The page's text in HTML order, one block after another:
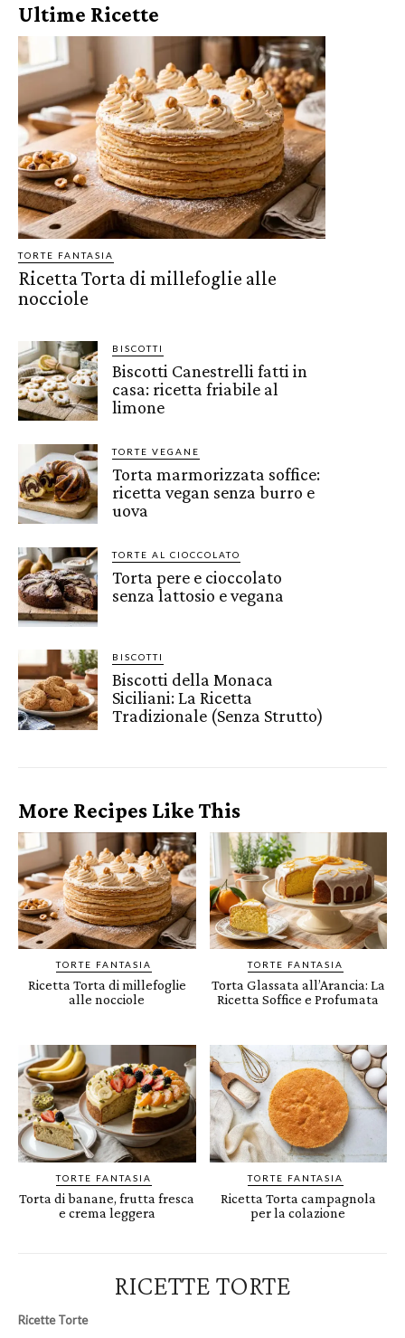
Ultime Ricette
TORTE FANTASIA
Ricetta Torta di millefoglie alle
nocciole
BISCOTTI
Biscotti Canestrelli fatti in
casa: ricetta friabile al
limone
TORTE VEGANE
Torta marmorizzata soffice:
ricetta vegan senza burro e
uova
TORTE AL CIOCCOLATO
Torta pere e cioccolato
senza lattosio e vegana
BISCOTTI
Biscotti della Monaca
Siciliani: La Ricetta
Tradizionale (Senza Strutto)
More Recipes Like This
TORTE FANTASIA
Ricetta Torta di millefoglie
alle nocciole
TORTE FANTASIA
Torta Glassata all’Arancia: La
Ricetta Soffice e Profumata
TORTE FANTASIA
Torta di banane, frutta fresca
e crema leggera
TORTE FANTASIA
Ricetta Torta campagnola
per la colazione
RICETTE TORTE
Ricette Torte